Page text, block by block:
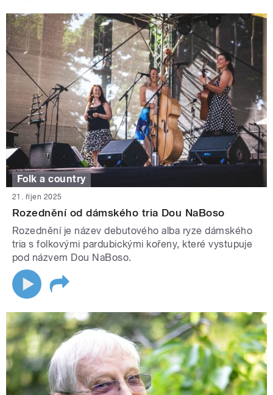
Folk a country
21. říjen 2025
Rozednění od dámského tria Dou NaBoso
Rozednění je název debutového alba ryze dámského
tria s folkovými pardubickými kořeny, které vystupuje
pod názvem Dou NaBoso.